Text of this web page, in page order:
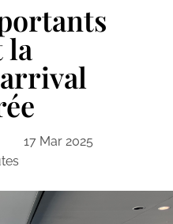
la
17 Mar 2025